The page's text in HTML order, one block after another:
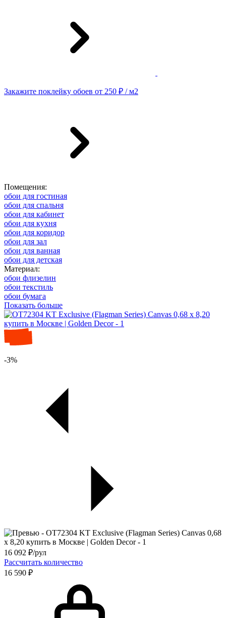
Закажите поклейку обоев от 250 ₽ / м2
Помещения:
обои для гостиная
обои для спальня
обои для кабинет
обои для кухня
обои для коридор
обои для зал
обои для ванная
обои для детская
Материал:
обои флизелин
обои текстиль
обои бумага
Показать больше
-3%
16 092 ₽/рул
Рассчитать количество
16 590 ₽